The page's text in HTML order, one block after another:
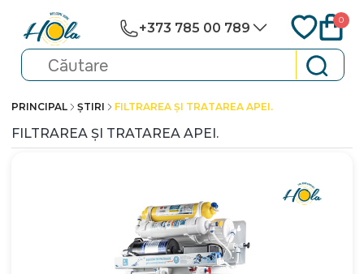
+373 785 00 789
0
PRINCIPAL ȘTIRI FILTRAREA ȘI TRATAREA APEI.
FILTRAREA ȘI TRATAREA APEI.